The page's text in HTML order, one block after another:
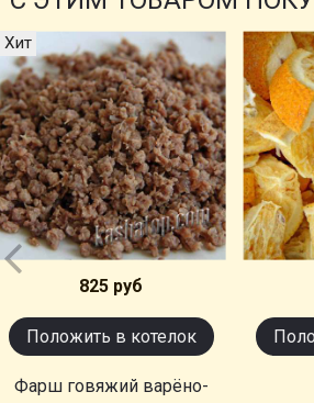
Хит
825 руб
Положить в котелок
Фарш говяжий варёно-